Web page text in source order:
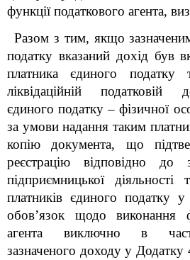
функції податкового агента,
Разом з тим, якщо
податку вказаний дохід був
платника єдиного податку
ліквідаційній податковій
єдиного податку – фізичної
за умови надання таким
копію документа, що
реєстрацію відповідно до
підприємницької
платників єдиного податку
обов’язок щодо виконання
агента виключно в
зазначеного доходу у